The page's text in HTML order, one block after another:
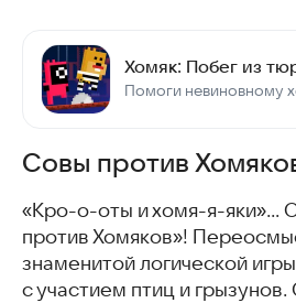
Хомяк: Побег из
Совы против
«Кро-о-оты и хомя-я-яки»…
против Хомяков»!
знаменитой логической
с участием птиц и грызунов.